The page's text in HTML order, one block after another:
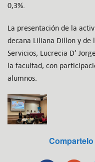
0,3%.
La presentación de la
decana Liliana Dillon y de
Servicios, Lucrecia D’
la facultad, con
alumnos.